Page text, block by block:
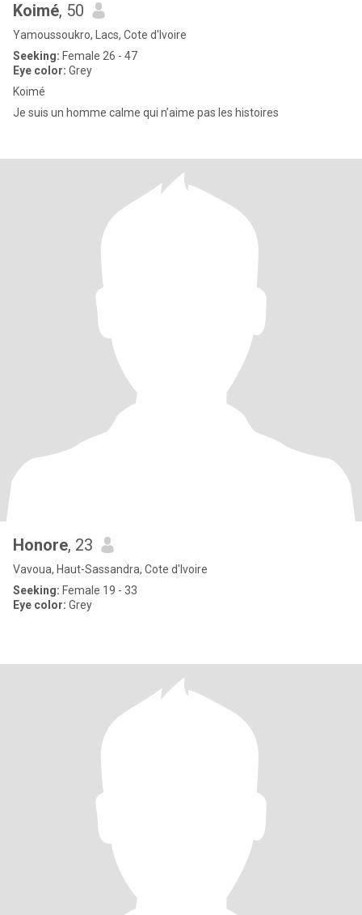
Koimé, 50
Yamoussoukro, Lacs, Cote d'Ivoire
Seeking: Female 26 - 47
Eye color: Grey
Koimé
Je suis un homme calme qui n’aime pas les histoires
Honore, 23
Vavoua, Haut-Sassandra, Cote d'Ivoire
Seeking: Female 19 - 33
Eye color: Grey